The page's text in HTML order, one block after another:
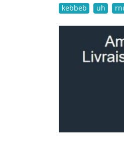
kebbeb uh